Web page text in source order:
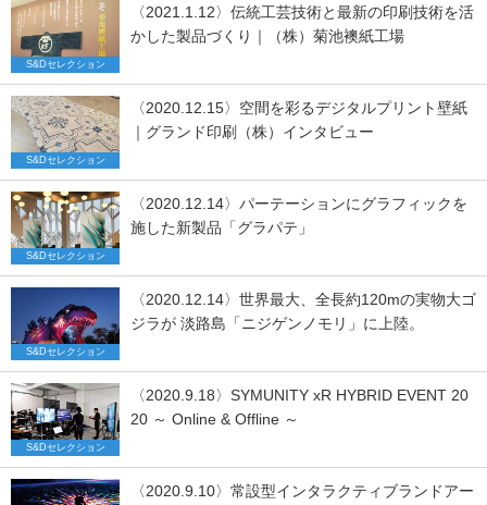
S&Dセレクション
〈2021.1.12〉伝統工芸技術と最新の印刷技術を活
かした製品づくり｜（株）菊池襖紙工場
S&Dセレクション
〈2020.12.15〉空間を彩るデジタルプリント壁紙
｜グランド印刷（株）インタビュー
S&Dセレクション
〈2020.12.14〉パーテーションにグラフィックを
施した新製品「グラパテ」
S&Dセレクション
〈2020.12.14〉世界最大、全長約120mの実物大ゴ
ジラが 淡路島「ニジゲンノモリ」に上陸。
S&Dセレクション
〈2020.9.18〉SYMUNITY xR HYBRID EVENT 20
20 ～ Online & Offline ～
〈2020.9.10〉常設型インタラクティブランドアー